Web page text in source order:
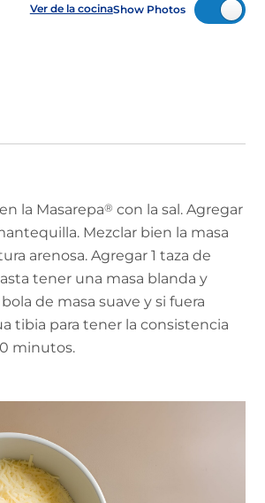
Ver de la cocinaShow Photos
la Masarepa® con la sal. Agregar
Mezclar bien la masa
arenosa. Agregar 1 taza de
tener una masa blanda y
de masa suave y si fuera
tibia para tener la consistencia
minutos.